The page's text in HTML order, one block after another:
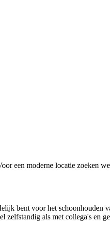
een moderne locatie zoeken
bent voor het schoonhouden
als met collega's en